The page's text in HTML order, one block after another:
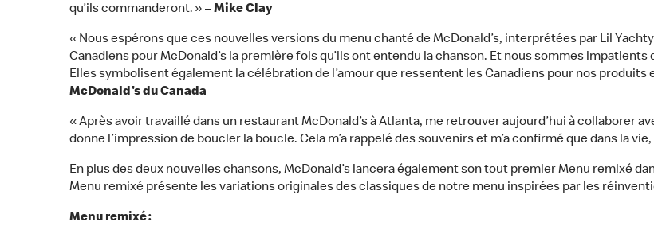
qu’ils commanderont. » –Mike Clay
« Nous espérons que ces nouvelles versions du menu chanté de McDonald’s, interprétées par Lil
Canadiens pour McDonald’s la première fois qu’ils ont entendu la chanson. Et nous sommes
Elles symbolisent également la célébration de l’amour que ressentent les Canadiens pour nos produits
McDonald's du Canada
« Après avoir travaillé dans un restaurant McDonald’s à Atlanta, me retrouver aujourd’hui à collaborer
donne l’impression de boucler la boucle. Cela m’a rappelé des souvenirs et m’a confirmé que dans la
En plus des deux nouvelles chansons, McDonald’s lancera également son tout premier Menu remixé
Menu remixé présente les variations originales des classiques de notre menu inspirées par les
Menu remixé :